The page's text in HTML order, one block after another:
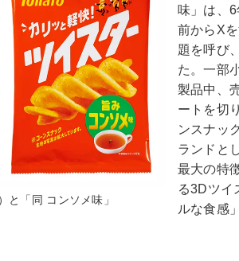
と「同 コンソメ味」
味」は、
前からX
題を呼び
た。一部
製品中、
ートを切
ンスナッ
ランドと
最大の特
る3Dツイ
ルな食感